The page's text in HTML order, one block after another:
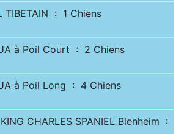
TIBETAIN : 1 Chiens
à Poil Court : 2 Chiens
à Poil Long : 4 Chiens
KING CHARLES SPANIEL Blenheim : 2